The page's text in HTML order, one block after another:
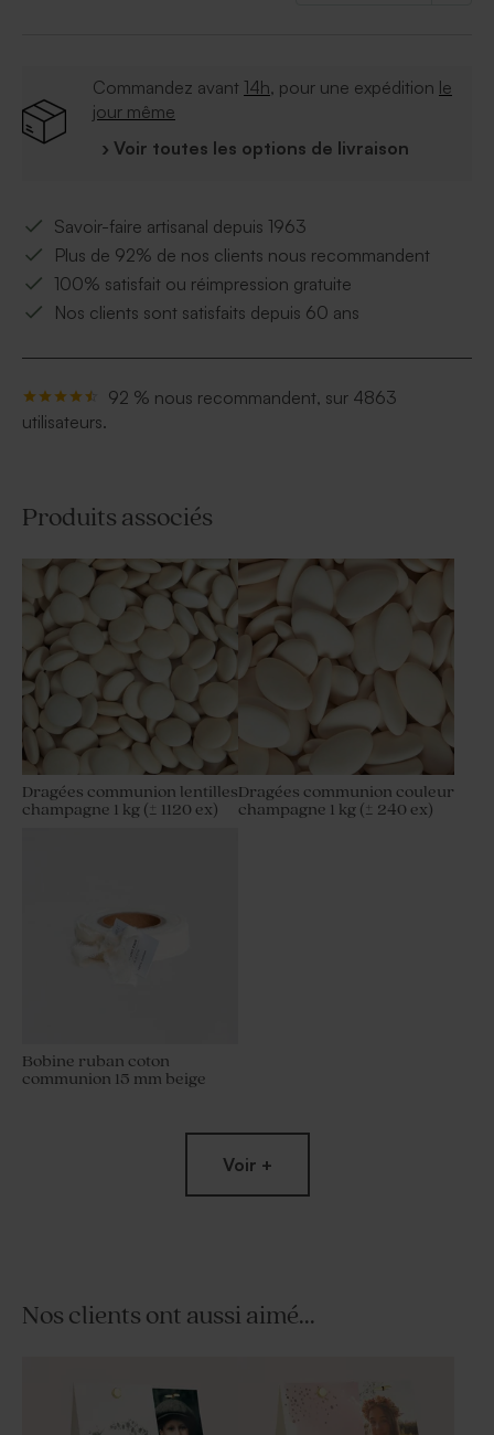
Commandez avant 14h, pour une expédition le
jour même
› Voir toutes les options de livraison
Savoir-faire artisanal depuis 1963
Plus de 92% de nos clients nous recommandent
100% satisfait ou réimpression gratuite
Nos clients sont satisfaits depuis 60 ans
92 % nous recommandent, sur 4863
utilisateurs.
Produits associés
Dragées communion lentilles
champagne 1 kg (± 1120 ex)
Dragées communion couleur
champagne 1 kg (± 240 ex)
Bobine ruban coton
communion 15 mm beige
Voir +
Nos clients ont aussi aimé...